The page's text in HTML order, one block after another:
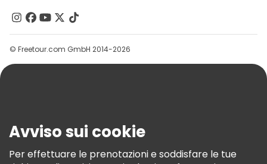
Contattaci
Gruppi
Aiuto
Termini E Condizioni
Informativa Sui Cookie
© Freetour.com GmbH 2014-2026
Avviso sui cookie
Per effettuare le prenotazioni e soddisfare le tue